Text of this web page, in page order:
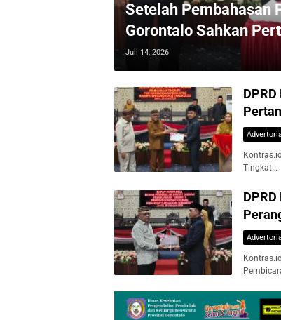
Setelah Pembahasan
Gorontalo Sahkan
Juli 14, 2026
Tingkat…